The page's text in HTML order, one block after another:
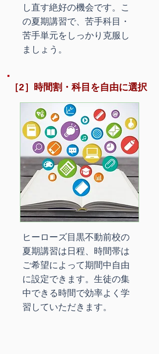
し直す絶好の機会です。こ
の夏期講習で、苦手科目・
苦手単元をしっかり克服し
ましょう。
［2］時間割・科目を自由に選択
ヒーローズ目黒不動前校の
夏期講習は日程、時間帯は
ご希望によって期間中自由
に設定できます。生徒の集
中できる時間で効率よく学
習していただきます。